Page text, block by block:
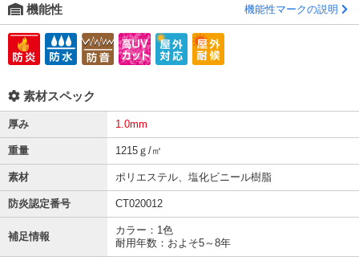
機能性 機能性マークの説明
素材スペック
厚み 1.0mm
重量 1215ｇ/㎡
素材 ポリエステル、塩化ビニール樹脂
防炎認定番号 CT020012
補足情報
カラー：1色
耐用年数：およそ5～8年